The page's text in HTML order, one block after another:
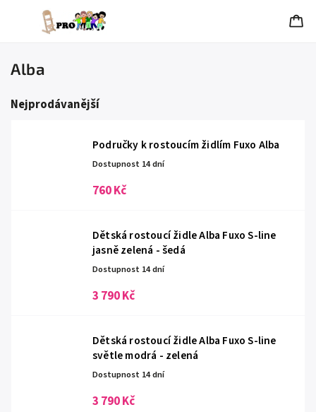
Alba
Nejprodávanější
Područky k rostoucím židlím Fuxo Alba
Dostupnost 14 dní
760 Kč
Dětská rostoucí židle Alba Fuxo S-line
jasně zelená - šedá
Dostupnost 14 dní
3 790 Kč
Dětská rostoucí židle Alba Fuxo S-line
světle modrá - zelená
Dostupnost 14 dní
3 790 Kč